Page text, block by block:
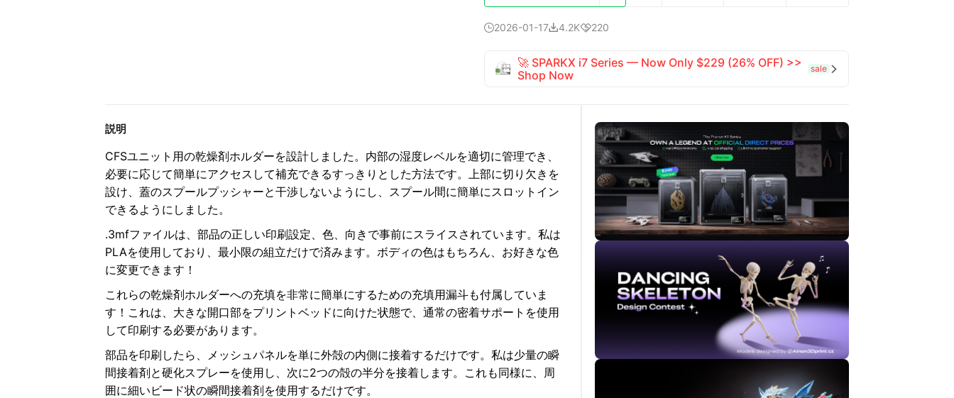
2026-01-174.2K220
🚀 SPARKX i7 Series — Now Only $229 (26% OFF) >>
Shop Now
sale 
説明
CFSユニット用の乾燥剤ホルダーを設計しました。内部の湿度レベルを適切に管理でき、
必要に応じて簡単にアクセスして補充できるすっきりとした方法です。上部に切り欠きを
設け、蓋のスプールプッシャーと干渉しないようにし、スプール間に簡単にスロットイン
できるようにしました。
.3mfファイルは、部品の正しい印刷設定、色、向きで事前にスライスされています。私は
PLAを使用しており、最小限の組立だけで済みます。ボディの色はもちろん、お好きな色
に変更できます！
これらの乾燥剤ホルダーへの充填を非常に簡単にするための充填用漏斗も付属していま
す！これは、大きな開口部をプリントベッドに向けた状態で、通常の密着サポートを使用
して印刷する必要があります。
部品を印刷したら、メッシュパネルを単に外殻の内側に接着するだけです。私は少量の瞬
間接着剤と硬化スプレーを使用し、次に2つの殻の半分を接着します。これも同様に、周
囲に細いビード状の瞬間接着剤を使用するだけです。